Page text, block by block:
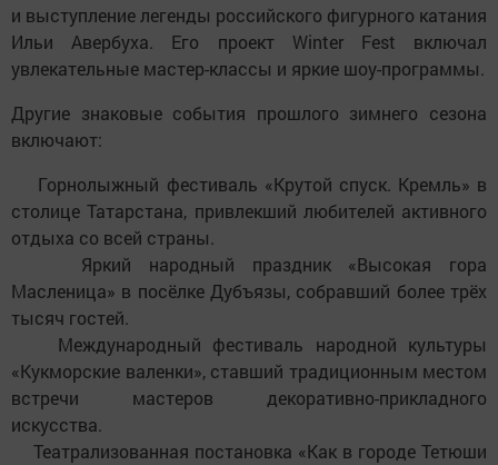
и выступление легенды российского фигурного катания
Ильи Авербуха. Его проект Winter Fest включал
увлекательные мастер-классы и яркие шоу-программы.
Другие знаковые события прошлого зимнего сезона
включают:
Горнолыжный фестиваль «Крутой спуск. Кремль» в
столице Татарстана, привлекший любителей активного
отдыха со всей страны.
Яркий народный праздник «Высокая гора
Масленица» в посёлке Дубъязы, собравший более трёх
тысяч гостей.
Международный фестиваль народной культуры
«Кукморские валенки», ставший традиционным местом
встречи мастеров декоративно-прикладного
искусства.
Театрализованная постановка «Как в городе Тетюши